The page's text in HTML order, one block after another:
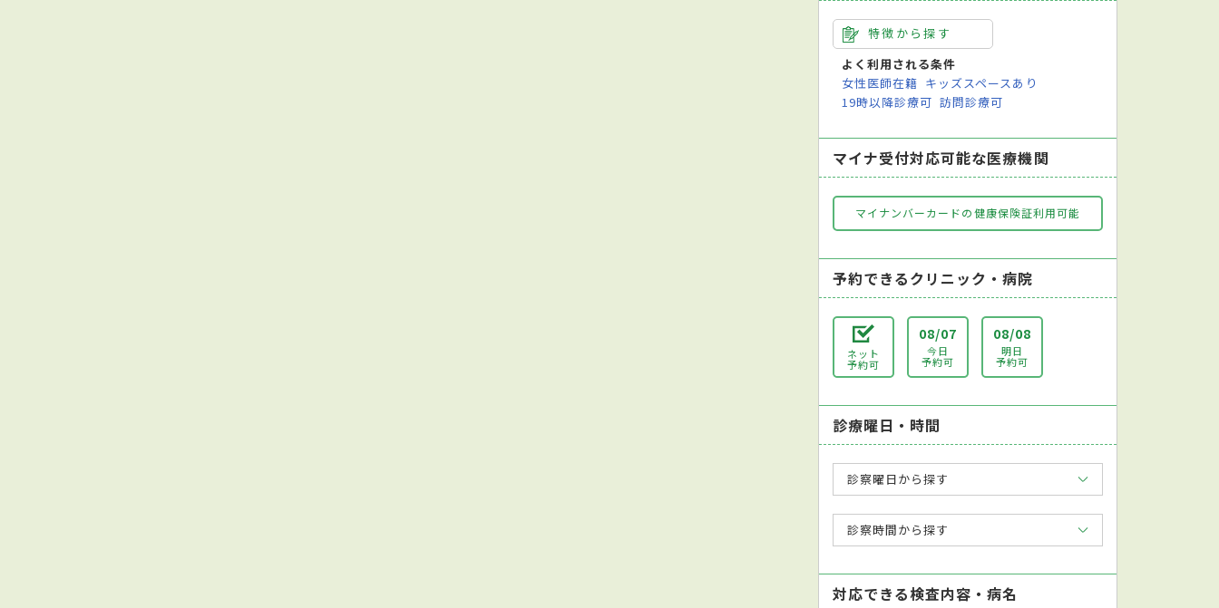
特徴から探す
よく利用される条件
女性医師在籍 キッズスペースあり
19時以降診療可 訪問診療可
マイナ受付対応可能な医療機関
マイナンバーカードの健康保険証利用可能
予約できるクリニック・病院
ネット
予約可
08/07
今日
予約可
08/08
明日
予約可
診療曜日・時間
診察曜日から探す
診察時間から探す
対応できる検査内容・病名